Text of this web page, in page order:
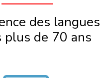
des langues
plus de 70 ans